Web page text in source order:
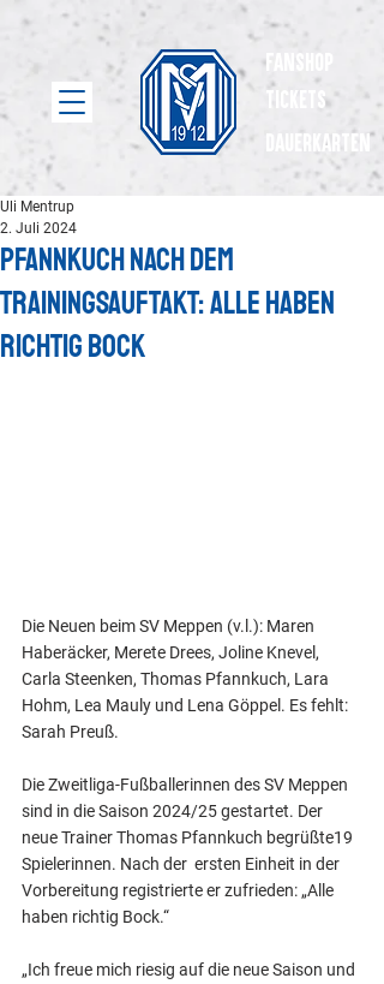
Fanshop
Tickets
dauerkarten
Pfannkuch nach dem
Trainingsauftakt: Alle haben
richtig Bock
Uli Mentrup
2. Juli 2024
Die Neuen beim SV Meppen (v.l.): Maren
Haberäcker, Merete Drees, Joline Knevel,
Carla Steenken, Thomas Pfannkuch, Lara
Hohm, Lea Mauly und Lena Göppel. Es fehlt:
Sarah Preuß.
Die Zweitliga-Fußballerinnen des SV Meppen
sind in die Saison 2024/25 gestartet. Der
neue Trainer Thomas Pfannkuch begrüßte19
Spielerinnen. Nach der  ersten Einheit in der
Vorbereitung registrierte er zufrieden: „Alle
haben richtig Bock.“
„Ich freue mich riesig auf die neue Saison und